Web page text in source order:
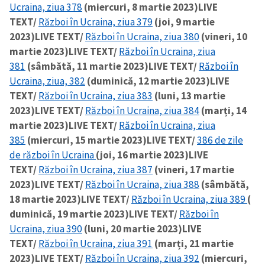
Ucraina, ziua 378 (miercuri, 8 martie 2023)LIVE
TEXT/Război în Ucraina, ziua 379(joi, 9 martie
2023)LIVE TEXT/Război în Ucraina, ziua 380(vineri, 10
martie 2023)LIVE TEXT/Război în Ucraina, ziua
381 (sâmbătă, 11 martie 2023)LIVE TEXT/Război în
Ucraina, ziua, 382 (duminică, 12 martie 2023)LIVE
TEXT/Război în Ucraina, ziua 383 (luni, 13 martie
2023)LIVE TEXT/Război în Ucraina, ziua 384(marți, 14
martie 2023)LIVE TEXT/Război în Ucraina, ziua
385 (miercuri, 15 martie 2023)LIVE TEXT/386 de zile
de război în Ucraina(joi, 16 martie 2023)LIVE
TEXT/Război în Ucraina, ziua 387 (vineri, 17 martie
2023)LIVE TEXT/Război în Ucraina, ziua 388 (sâmbătă,
18 martie 2023)LIVE TEXT/Război în Ucraina, ziua 389(
duminică, 19 martie 2023)LIVE TEXT/Război în
Ucraina, ziua 390(luni, 20 martie 2023)LIVE
TEXT/Război în Ucraina, ziua 391 (marți, 21 martie
2023)LIVE TEXT/Război în Ucraina, ziua 392 (miercuri,